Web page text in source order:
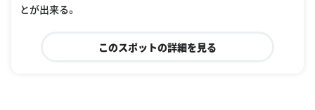
とが出来る。
このスポットの詳細を見る